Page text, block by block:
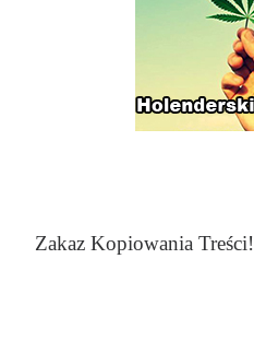
Zakaz Kopiowania Treści!